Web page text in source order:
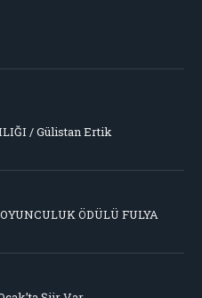
/ Gülistan Ertik
ÖDÜLÜ FULYA